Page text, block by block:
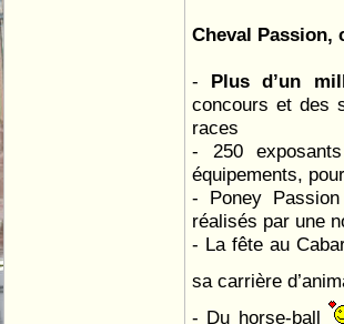
Cheval Passion,
- Plus d’un
concours et des
races
- 250
équipements,
- Poney
réalisés par une
- La fête au
sa carrière
- Du horse-ball